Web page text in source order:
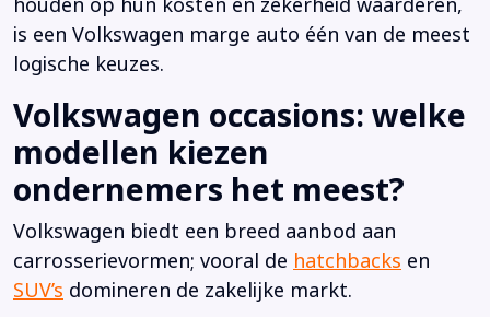
is een Volkswagen marge auto één van de meest
logische keuzes.
Volkswagen occasions: welke
modellen kiezen
ondernemers het meest?
Volkswagen biedt een breed aanbod aan
carrosserievormen; vooral de hatchbacks en
SUV’s domineren de zakelijke markt.